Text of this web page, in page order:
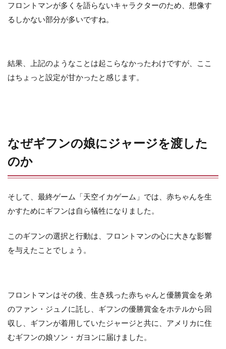
フロントマンが多くを語らないキャラクターのため、想像す
るしかない部分が多いですね。
結果、上記のようなことは起こらなかったわけですが、ここ
はちょっと設定が甘かったと感じます。
なぜギフンの娘にジャージを渡した
のか
そして、最終ゲーム「天空イカゲーム」では、赤ちゃんを生
かすためにギフンは自ら犠牲になりました。
このギフンの選択と行動は、フロントマンの心に大きな影響
を与えたことでしょう。
フロントマンはその後、生き残った赤ちゃんと優勝賞金を弟
のファン・ジュノに託し、ギフンの優勝賞金をホテルから回
収し、ギフンが着用していたジャージと共に、アメリカに住
むギフンの娘ソン・ガヨンに届けました。